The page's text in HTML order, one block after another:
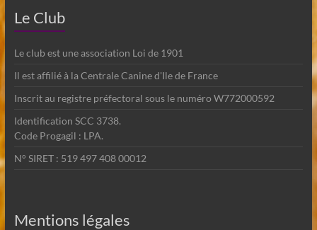
Le Club
Le club est une association Loi de 1901
Il est affilié à la Centrale Canine d'Ile de France
Inscrit au registre préfectoral sous le numéro W772000592
Identification SCC 3738.
Code Progagil : LPA.
N° SIRET : 519 497 408 00012
Mentions légales